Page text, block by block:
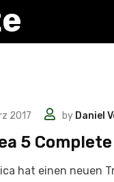
2017 by Daniel
5
hat einen neuen